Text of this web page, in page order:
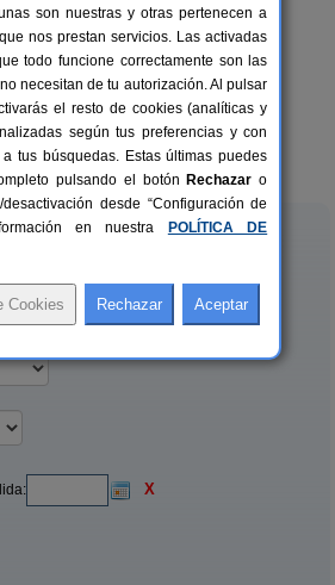
2-20 pers.
desde25 €
Alojamiento Rural
Delta (Tarragona)
X
son nuestras y otras pertenecen a
nos prestan servicios. Las activadas
todo funcione correctamente son las
necesitan de tu autorización. Al pulsar
el resto de cookies (analíticas y
según tus preferencias y con
tus búsquedas. Estas últimas puedes
pulsando el botón Rechazar o
desde “Configuración de
en nuestra
POLÍTICA DE